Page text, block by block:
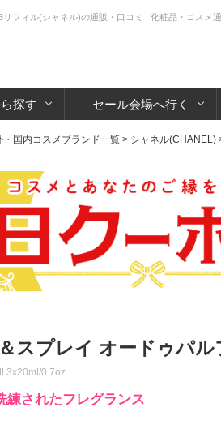
フィル(シャネル)の通販・口コミ | 化粧品・コスメ
探す セール会場へ行く
・国内コスメブランド一覧 > シャネル(CHANEL)
スプレイ オードゥパ
3x20ml/0.7oz
練されたフレグランス